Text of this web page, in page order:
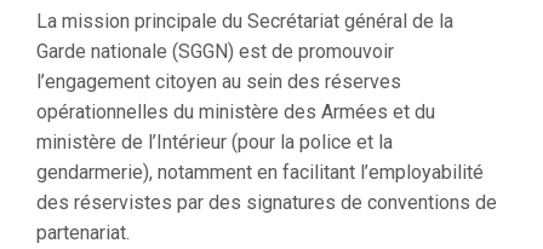
La mission principale du Secrétariat général de la
Garde nationale (SGGN) est de promouvoir
l’engagement citoyen au sein des réserves
opérationnelles du ministère des Armées et du
ministère de l’Intérieur (pour la police et la
gendarmerie), notamment en facilitant l’employabilité
des réservistes par des signatures de conventions de
partenariat.